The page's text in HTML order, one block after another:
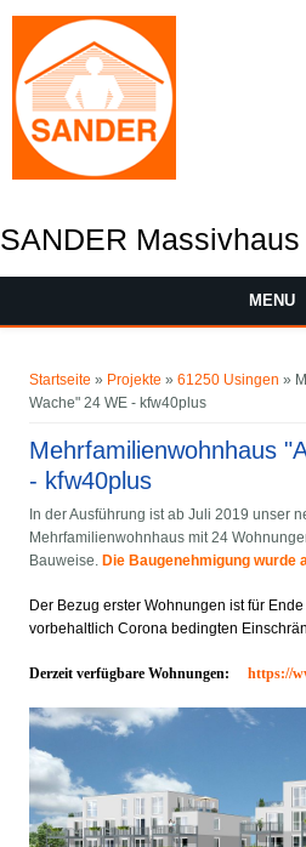
SANDER Massivhaus
MENU
Startseite » Projekte »61250 Usingen »
Wache" 24 WE - kfw40plus
Mehrfamilienwohnhaus
- kfw40plus
In der Ausführung ist ab Juli 2019 unser
Mehrfamilienwohnhaus mit 24
Bauweise. Die Baugenehmigung wurde
Der Bezug erster Wohnungen ist für
vorbehaltlich Corona bedingten
Derzeit verfügbare Wohnungen:https://